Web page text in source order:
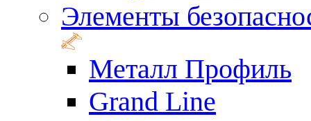
Элементы
Металл Профиль
Grand Line